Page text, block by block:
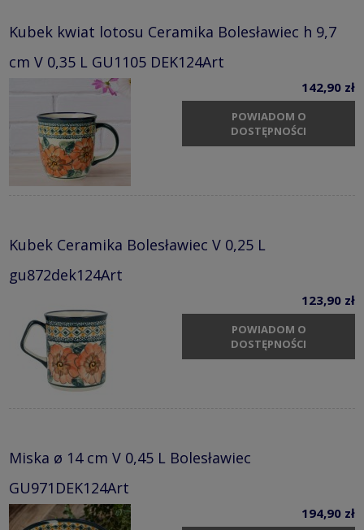
Kubek kwiat lotosu Ceramika Bolesławiec h 9,7
cm V 0,35 L GU1105 DEK124Art
142,90 zł
POWIADOM O
DOSTĘPNOŚCI
Kubek Ceramika Bolesławiec V 0,25 L
gu872dek124Art
123,90 zł
POWIADOM O
DOSTĘPNOŚCI
Miska ø 14 cm V 0,45 L Bolesławiec
GU971DEK124Art
194,90 zł